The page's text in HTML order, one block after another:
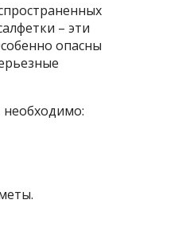
– эти
опасны